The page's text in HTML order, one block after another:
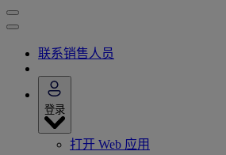
联系销售人员
登录
打开 Web 应用